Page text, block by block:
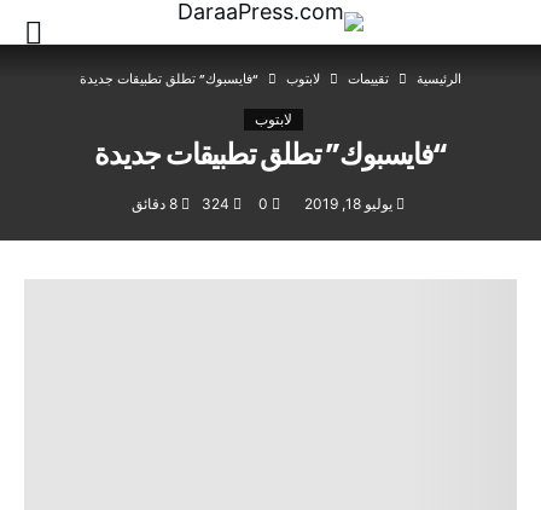
‫الرئيسية‬ تقييمات لابتوب “فايسبوك” تطلق تطبيقات جديدة
لابتوب
“فايسبوك” تطلق تطبيقات جديدة
يوليو 18, 2019 324 8 ‫دقائق‬